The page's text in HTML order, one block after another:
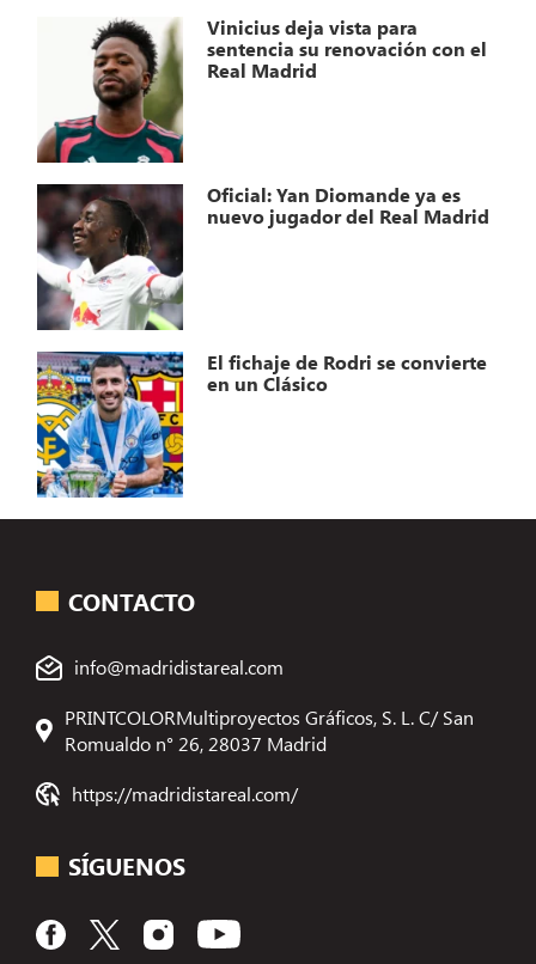
Vinicius deja vista para
sentencia su renovación con el
Real Madrid
Oficial: Yan Diomande ya es
nuevo jugador del Real Madrid
El fichaje de Rodri se convierte
en un Clásico
CONTACTO
info@madridistareal.com
PRINTCOLORMultiproyectos Gráficos, S. L. C/ San
Romualdo n° 26, 28037 Madrid
https://madridistareal.com/
SÍGUENOS